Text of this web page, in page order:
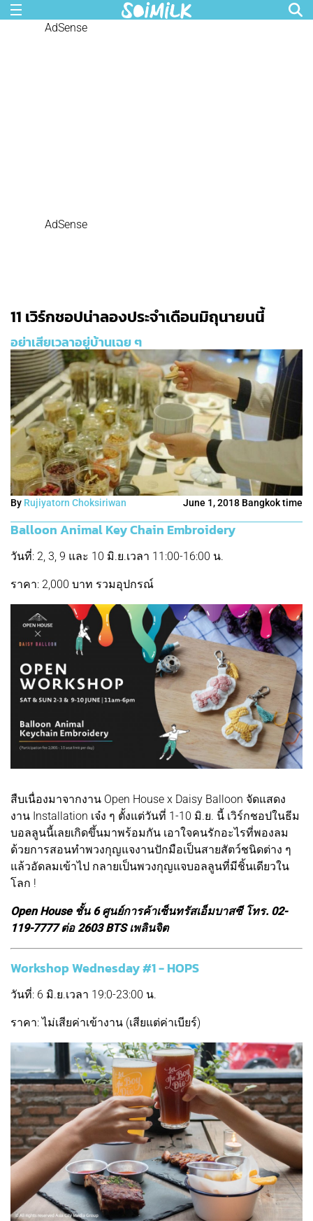
AdSense
AdSense
11 เวิร์กชอปน่าลองประจำเดือนมิถุนายนนี้
อย่าเสียเวลาอยู่บ้านเฉย ๆ
By Rujiyatorn Choksiriwan June 1, 2018 Bangkok time
Balloon Animal Key Chain Embroidery
วันที่: 2, 3, 9 และ 10 มิ.ย.เวลา 11:00-16:00 น.
ราคา: 2,000 บาท รวมอุปกรณ์
สืบเนื่องมาจากงาน Open House x Daisy Balloon จัดแสดง
งาน Installation เจ๋ง ๆ ตั้งแต่วันที่ 1-10 มิ.ย. นี้ เวิร์กชอปในธีม
บอลลูนนี้เลยเกิดขึ้นมาพร้อมกัน เอาใจคนรักอะไรที่พองลม
ด้วยการสอนทำพวงกุญแจงานปักมือเป็นสายสัตว์ชนิดต่าง ๆ
แล้วอัดลมเข้าไป กลายเป็นพวงกุญแจบอลลูนที่มีชิ้นเดียวใน
โลก !
Open House ชั้น 6 ศูนย์การค้าเซ็นทรัสเอ็มบาสซี โทร. 02-
119-7777 ต่อ 2603 BTS เพลินจิต
Workshop Wednesday #1 - HOPS
วันที่: 6 มิ.ย.เวลา 19:0-23:00 น.
ราคา: ไม่เสียค่าเข้างาน (เสียแต่ค่าเบียร์)